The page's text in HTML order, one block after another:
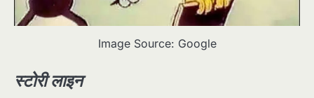
Image Source: Google
स्टोरी लाइन